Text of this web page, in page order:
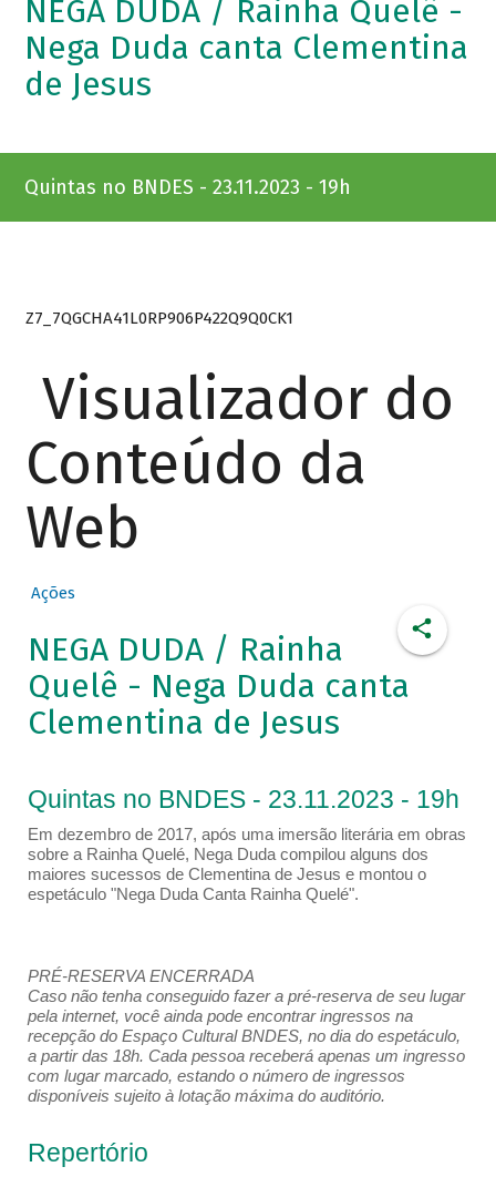
NEGA DUDA / Rainha Quelê -
Nega Duda canta Clementina
de Jesus
Quintas no BNDES - 23.11.2023 - 19h
Z7_7QGCHA41L0RP906P422Q9Q0CK1
Visualizador do
Conteúdo da
Web
Ações
NEGA DUDA / Rainha
Quelê - Nega Duda canta
Clementina de Jesus
Quintas no BNDES - 23.11.2023 - 19h
Em dezembro de 2017, após uma imersão literária em obras
sobre a Rainha Quelé, Nega Duda compilou alguns dos
maiores sucessos de Clementina de Jesus e montou o
espetáculo "Nega Duda Canta Rainha Quelé".
PRÉ-RESERVA ENCERRADA
Caso não tenha conseguido fazer a pré-reserva de seu lugar
pela internet, você ainda pode encontrar ingressos na
recepção do Espaço Cultural BNDES, no dia do espetáculo,
a partir das 18h. Cada pessoa receberá apenas um ingresso
com lugar marcado, estando o número de ingressos
disponíveis sujeito à lotação máxima do auditório.
Repertório